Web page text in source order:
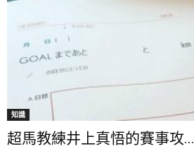
知識
超馬教練井上真悟的賽事攻...